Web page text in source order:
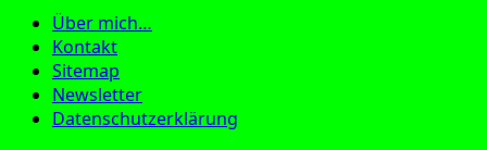
Über mich…
Kontakt
Sitemap
Newsletter
Datenschutzerklärung